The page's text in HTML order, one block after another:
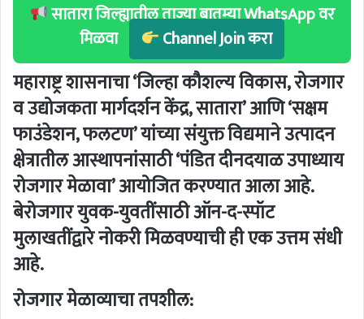
सातारा जिल्ह्यातील ताज्या बातम्या WhatsApp वर
मिळवा
Channel Join करा
महाराष्ट्र शासनाचा ‘जिल्हा कौशल्य विकास, रोजगार
व उद्योजकता मार्गदर्शन केंद्र, सातारा’ आणि ‘सक्षम
फाउंडेशन, फलटण’ यांच्या संयुक्त विद्यमाने उत्पादन
क्षेत्रातील आस्थापनांसाठी ‘पंडित दीनदयाळ उपाध्याय
रोजगार मेळावा’ आयोजित करण्यात आला आहे.
बेरोजगार युवक-युवतींसाठी ऑन-द-स्पॉट
मुलाखतींद्वारे नोकरी मिळवण्याची ही एक उत्तम संधी
आहे.
रोजगार मेळाव्याचा तपशील: